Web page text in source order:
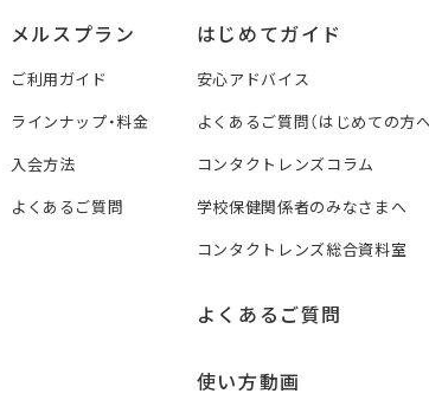
メルスプラン
ご利用ガイド
ラインナップ・料金
入会方法
よくあるご質問
はじめてガイド
安心アドバイス
よくあるご質問（はじめての方へ
コンタクトレンズコラム
学校保健関係者のみなさまへ
コンタクトレンズ総合資料室
よくあるご質問
使い方動画